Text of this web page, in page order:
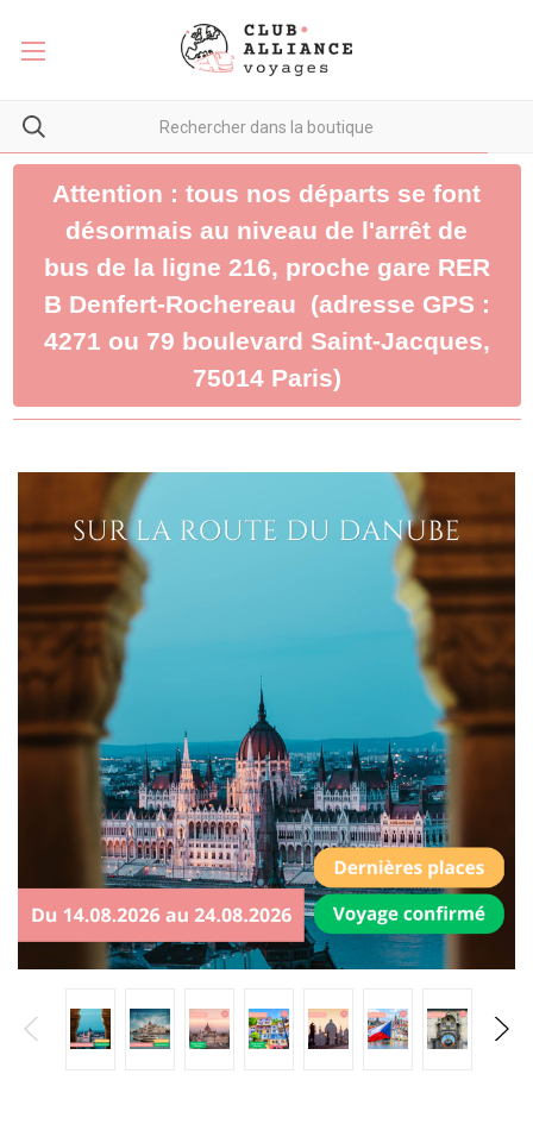
Attention : tous nos départs se font
désormais au niveau de l'arrêt de
bus de la ligne 216, proche gare RER
B Denfert-Rochereau (adresse GPS :
4271 ou 79 boulevard Saint-Jacques,
75014 Paris)